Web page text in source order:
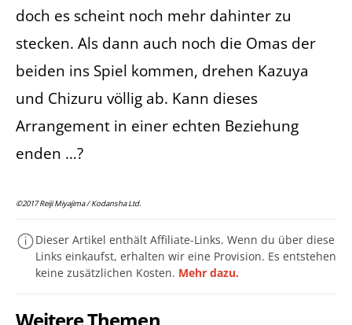
doch es scheint noch mehr dahinter zu
stecken. Als dann auch noch die Omas der
beiden ins Spiel kommen, drehen Kazuya
und Chizuru völlig ab. Kann dieses
Arrangement in einer echten Beziehung
enden …?
©2017 Reiji Miyajima / Kodansha Ltd.
Dieser Artikel enthält Affiliate-Links. Wenn du über diese
Links einkaufst, erhalten wir eine Provision. Es entstehen
keine zusätzlichen Kosten. Mehr dazu.